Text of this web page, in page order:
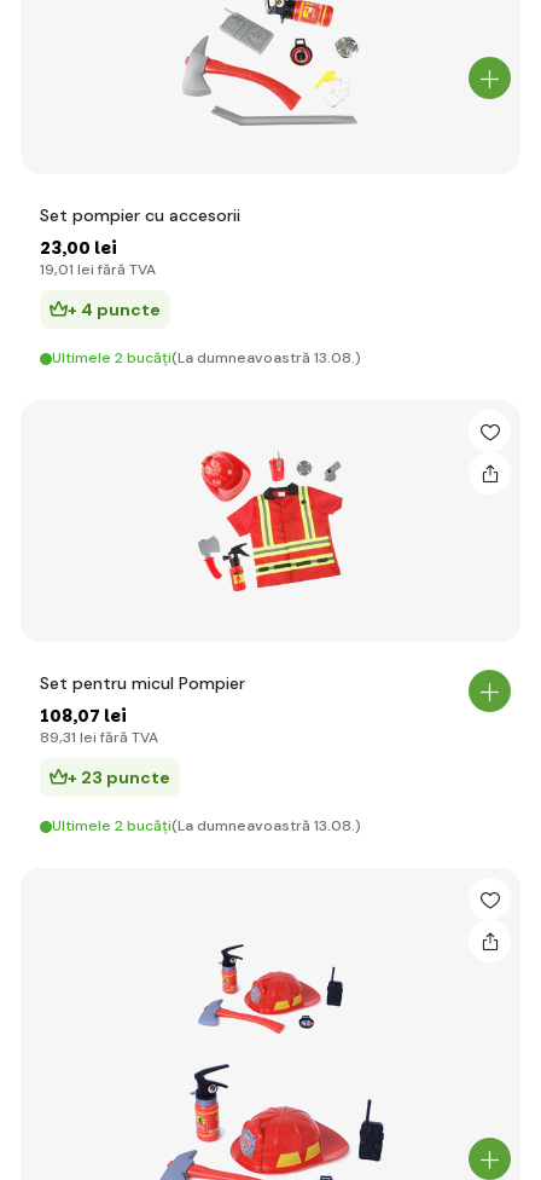
Set pompier cu accesorii
23,00 lei
19,01 lei fără TVA
+ 4 puncte
Ultimele 2 bucăți(La dumneavoastră 13.08.)
Set pentru micul Pompier
108,07 lei
89,31 lei fără TVA
+ 23 puncte
Ultimele 2 bucăți(La dumneavoastră 13.08.)